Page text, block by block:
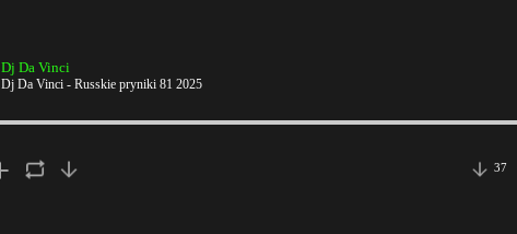
Dj Da Vinci
Dj Da Vinci - Russkie pryniki 81 2025
37